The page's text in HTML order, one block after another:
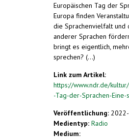
Europäischen Tag der
Europa finden
die Sprachenvielfalt und
anderer Sprachen
bringt es eigentlich,
sprechen? (...)
Link zum Artikel:
https://www.ndr.de/
-Tag-der-Sprachen-Eine-
Veröffentlichung:
Medientyp: Radio
Medium: